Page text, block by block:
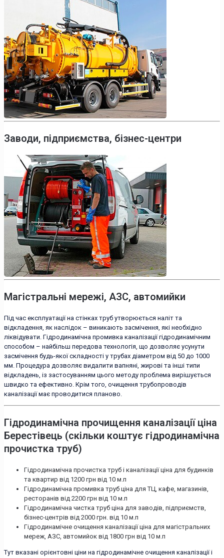
Заводи, підприємства, бізнес-центри
Магістральні мережі, АЗС, автомийки
Під час експлуатації на стінках труб утворюється наліт та
відкладення, як наслідок – виникають засмічення, які необхідно
ліквідувати. Гідродинамічна промивка каналізації гідродинамічним
способом – найбільш передова технологія, що дозволяє усунути
засмічення будь-якої складності у трубах діаметром від 50 до 1000
мм. Процедура дозволяє видалити вапняні, жирові та інші типи
відкладень, із застосуванням цього методу проблема вирішується
швидко та ефективно. Крім того, очищення трубопроводів
каналізації має проводитися планово.
Гідродинамічна прочищення каналізації ціна
Берестівець (скільки коштує гідродинамічна
прочистка труб)
Гідродинамічна прочистка труб і каналізації ціна для будинків
та квартир від 1200 грн від 10 м.п
Гідродинамічна промивка труб ціна для ТЦ, кафе, магазинів,
ресторанів від 2200 грн від 10 м.п
Гідродинамічна чистка труб ціна для заводів, підприємств,
бізнес-центрів від 2000 грн. від 10 м.п
Гідродинамічне очищення каналізації ціна для магістральних
мереж, АЗС, автомийок від 1800 грн від 10 м.п
Тут вказані орієнтовні ціни на гідродинамічне очищення каналізації і